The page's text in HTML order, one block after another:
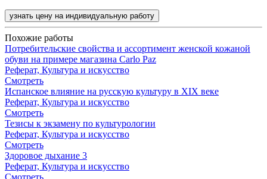
узнать цену на индивидуальную работу
Похожие работы
Потребительские свойства и ассортимент женской кожаной
обуви на примере магазина Carlo Paz
Реферат, Культура и искусство
Смотреть
Испанское влияние на русскую культуру в XIX веке
Реферат, Культура и искусство
Смотреть
Тезисы к экзамену по культурологии
Реферат, Культура и искусство
Смотреть
Здоровое дыхание 3
Реферат, Культура и искусство
Смотреть